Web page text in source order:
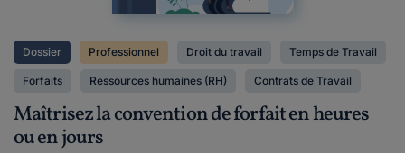
Dossier Professionnel Droit du travail Temps de Travail
Forfaits Ressources humaines (RH) Contrats de Travail
Maîtrisez la convention de forfait en heures
ou en jours